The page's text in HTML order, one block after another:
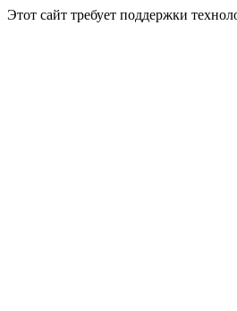
Этот сайт требует поддержки